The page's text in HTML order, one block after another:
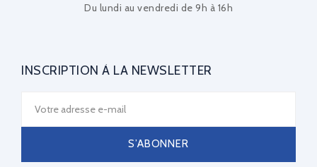
Du lundi au vendredi de 9h à 16h
INSCRIPTION À LA NEWSLETTER